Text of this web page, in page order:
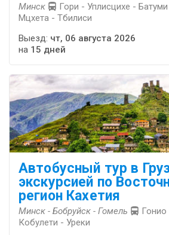
Минск
Гори - Уплисцихе -
Мцхета - Тбилиси
Выезд: чт, 06 августа 2026
на 15 дней
Автобусный тур в
экскурсией по
регион Кахетия
Минск - Бобруйск - Гомель
Гонио
Кобулети - Уреки